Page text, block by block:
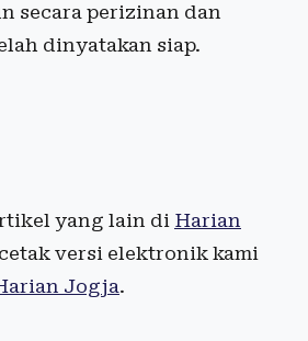
secara perizinan dan
dinyatakan siap.
yang lain di Harian
versi elektronik kami
Jogja.